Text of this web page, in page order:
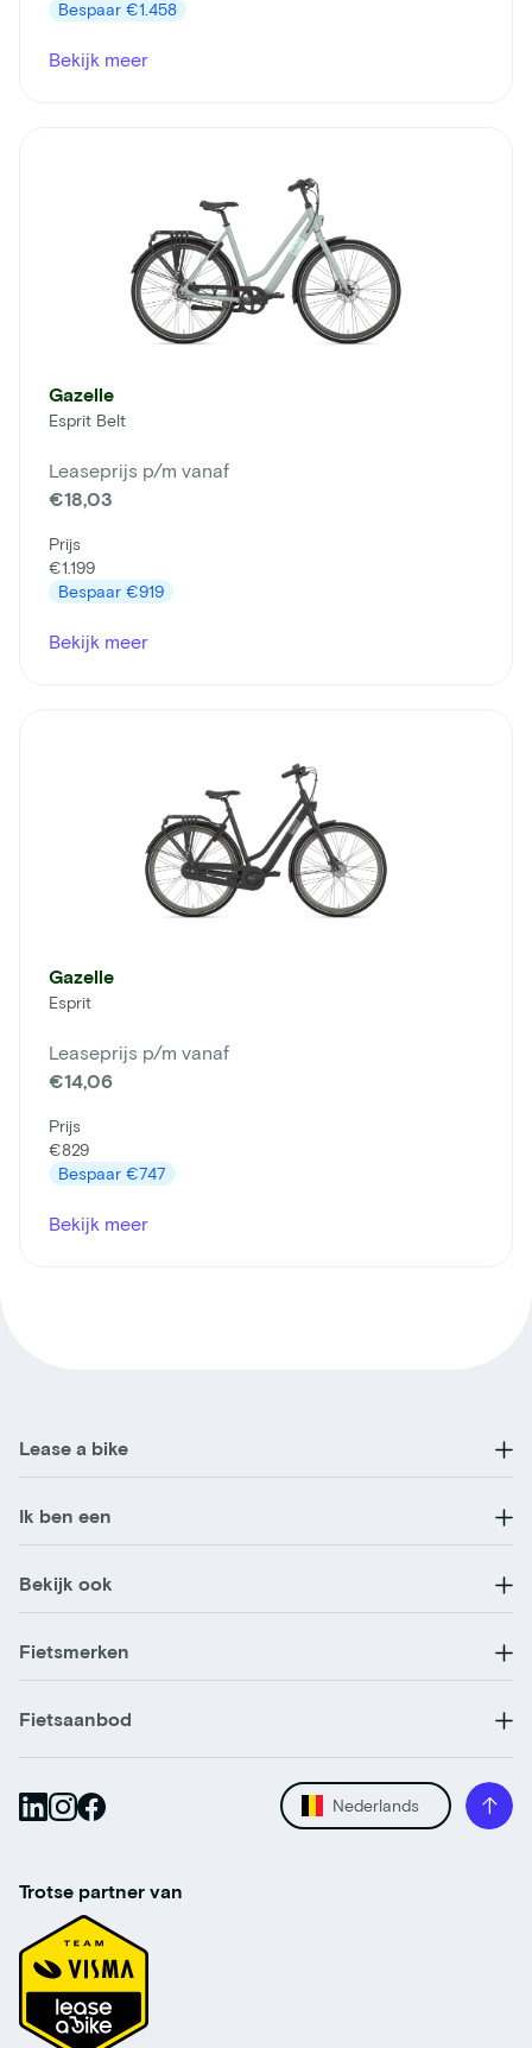
Bespaar €1.458
Bekijk meer
Gazelle
Esprit Belt
Leaseprijs p/m vanaf
€18,03
Prijs
€1.199
Bespaar €919
Bekijk meer
Gazelle
Esprit
Leaseprijs p/m vanaf
€14,06
Prijs
€829
Bespaar €747
Bekijk meer
Lease a bike
Ik ben een
Bekijk ook
Fietsmerken
Fietsaanbod
Nederlands
Trotse partner van